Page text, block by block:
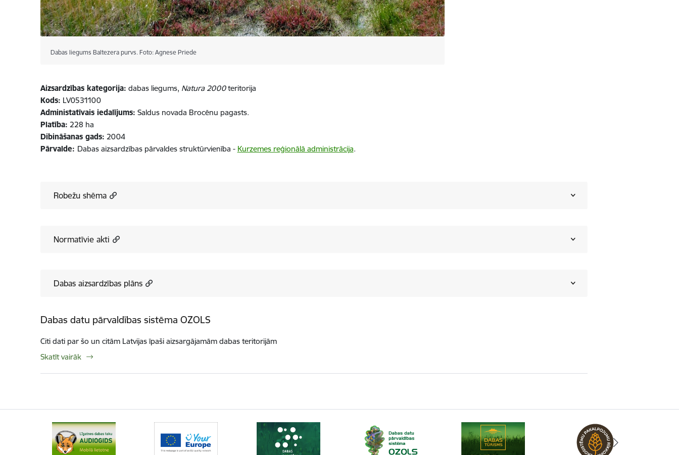
Dabas liegums Baltezera purvs. Foto: Agnese Priede
Aizsardzības kategorija: dabas liegums, Natura 2000teritorija
Kods: LV0531100
Administatīvais iedalījums: Saldus novada Brocēnu pagasts.
Platība: 228 ha
Dibināšanas gads: 2004
Pārvalde: Dabas aizsardzības pārvaldes struktūrvienība - Kurzemes reģionālā administrācija.
Robežu shēma
Normatīvie akti
Dabas aizsardzības plāns
Dabas datu pārvaldības sistēma OZOLS
Citi dati par šo un citām Latvijas īpaši aizsargājamām dabas teritorijām
Skatīt vairāk